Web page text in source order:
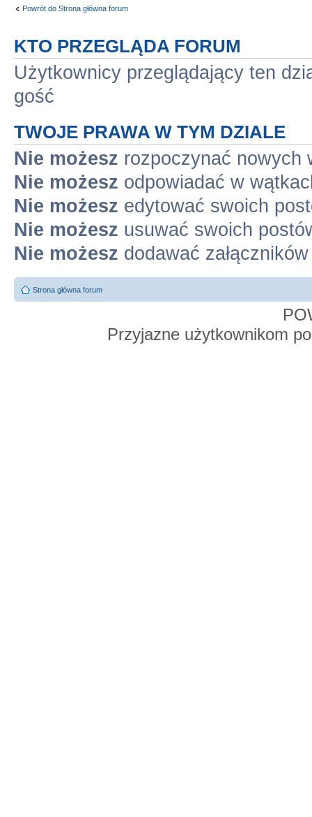
Powrót do Strona główna forum
KTO PRZEGLĄDA FORUM
Użytkownicy przeglądający ten
gość
TWOJE PRAWA W TYM DZIALE
Nie możesz rozpoczynać nowych
Nie możesz odpowiadać w
Nie możesz edytować swoich
Nie możesz usuwać swoich
Nie możesz dodawać załączników
Strona główna forum
Przyjazne użytkownikom